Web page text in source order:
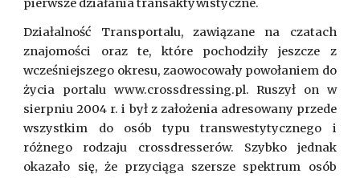
pierwsze działania transaktywistyczne.
Działalność Transportalu, zawiązane na czatach
znajomości oraz te, które pochodziły jeszcze z
wcześniejszego okresu, zaowocowały powołaniem do
życia portalu www.crossdressing.pl. Ruszył on w
sierpniu 2004 r. i był z założenia adresowany przede
wszystkim do osób typu transwestytycznego i
różnego rodzaju crossdresserów. Szybko jednak
okazało się, że przyciąga szersze spektrum osób